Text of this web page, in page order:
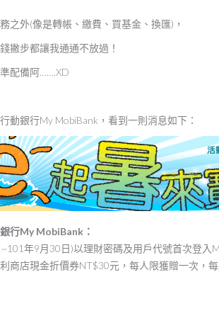
之外(像是轉帳、繳費、買基金、換匯)，
撇步都讓我通通不放過！
配備阿…….XD
動銀行My MobiBank，看到一則消息如下：
行My MobiBank：
年9月30日)以理財密碼及用戶代號首次登入
商店現金折價券NT$30元，每人限獲贈一次，每